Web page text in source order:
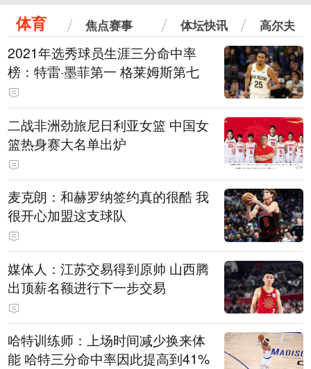
体育 焦点赛事 体坛快讯 高尔夫
2021年选秀球员生涯三分命中率
榜：特雷·墨菲第一 格莱姆斯第七
二战非洲劲旅尼日利亚女篮 中国女
篮热身赛大名单出炉
麦克朗：和赫罗纳签约真的很酷 我
很开心加盟这支球队
媒体人：江苏交易得到原帅 山西腾
出顶薪名额进行下一步交易
哈特训练师：上场时间减少换来体
能 哈特三分命中率因此提高到41%